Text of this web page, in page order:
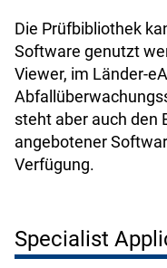
Die Prüfbibliothek
Software genutzt
Viewer, im Länder-
steht aber auch den
angebotener
Verfügung.
Specialist